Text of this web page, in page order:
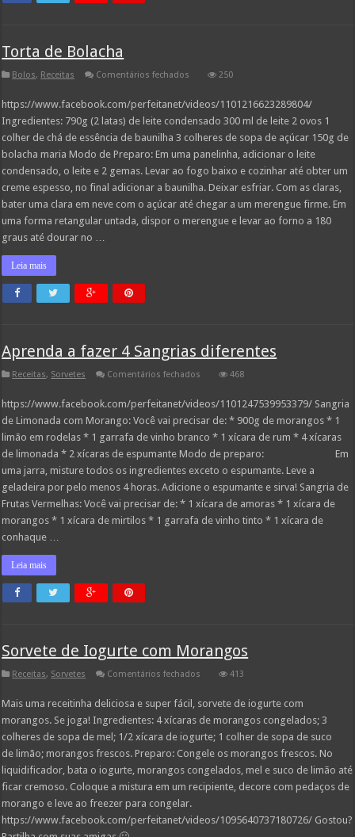
Torta de Bolacha
Bolos, Receitas Comentários fechados
Bolacha
250
https://www.facebook.com/perfeitanet/videos/1101216623289804/
Ingredientes: 790g (2 latas) de leite condensado 300 ml de leite 2 ovos 1
colher de chá de essência de baunilha 3 colheres de sopa de açúcar 150g de
bolacha maria Modo de Preparo: Em uma panelinha, adicionar o leite
condensado, o leite e 2 gemas. Levar ao fogo baixo e cozinhar até obter um
creme espesso, no final adicionar a baunilha. Deixar esfriar. Com as claras,
bater uma clara em neve com o açúcar até chegar a um merengue firme. Em
uma forma retangular untada, dispor o merengue e levar ao forno a 180
graus até dourar no …
Leia mais
Aprenda a fazer 4 Sangrias diferentes
Receitas, Sorvetes Comentários fechados
fazer
Sangrias
diferentes
468
https://www.facebook.com/perfeitanet/videos/1101247539953379/ Sangria
de Limonada com Morango: Você vai precisar de: * 900g de morangos * 1
limão em rodelas * 1 garrafa de vinho branco * 1 xícara de rum * 4 xícaras
de limonada * 2 xícaras de espumante Modo de preparo: Em
uma jarra, misture todos os ingredientes exceto o espumante. Leve a
geladeira por pelo menos 4 horas. Adicione o espumante e sirva! Sangria de
Frutas Vermelhas: Você vai precisar de: * 1 xícara de amoras * 1 xícara de
morangos * 1 xícara de mirtilos * 1 garrafa de vinho tinto * 1 xícara de
conhaque …
Leia mais
Sorvete de Iogurte com Morangos
Receitas, Sorvetes Comentários fechados
Iogurte
com
Morangos
413
Mais uma receitinha deliciosa e super fácil, sorvete de iogurte com
morangos. Se joga! Ingredientes: 4 xícaras de morangos congelados; 3
colheres de sopa de mel; 1/2 xícara de iogurte; 1 colher de sopa de suco
de limão; morangos frescos. Preparo: Congele os morangos frescos. No
liquidificador, bata o iogurte, morangos congelados, mel e suco de limão até
ficar cremoso. Coloque a mistura em um recipiente, decore com pedaços de
morango e leve ao freezer para congelar.
https://www.facebook.com/perfeitanet/videos/1095640737180726/ Gostou?